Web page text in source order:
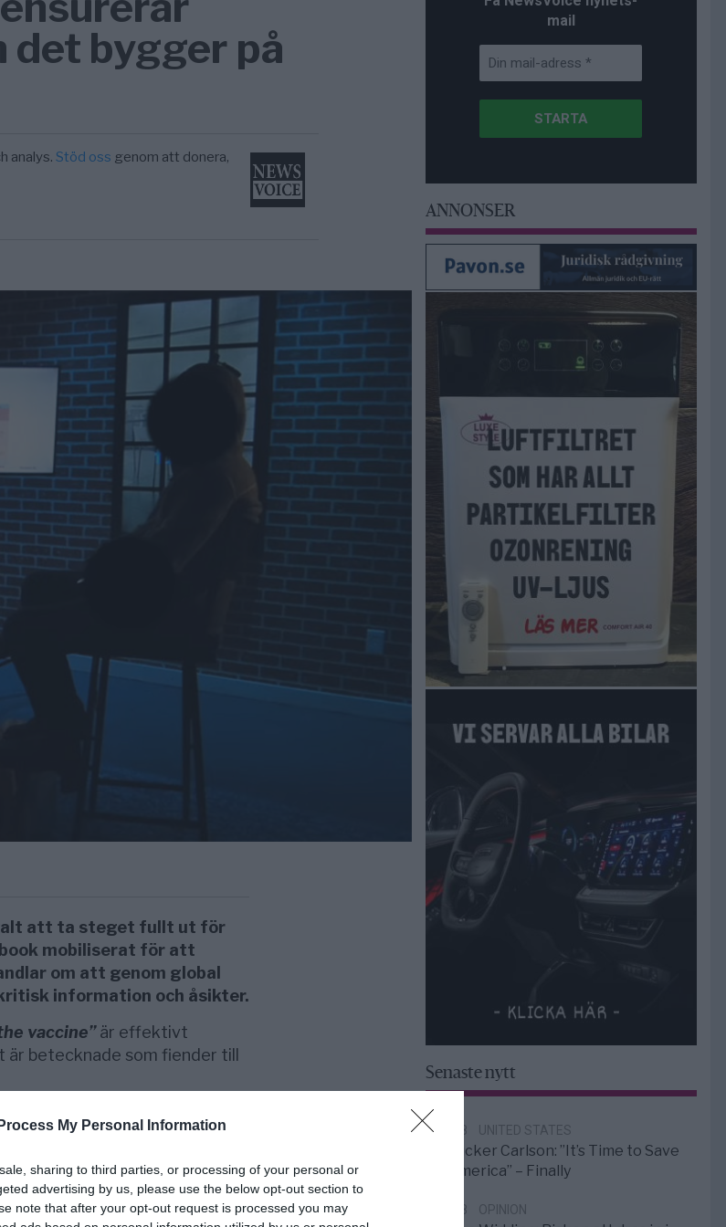
My Personal Information
sharing to third parties, or processing of your personal or
advertising by us, please use the below opt-out section to
note that after your opt-out request is processed you may
det bygger på
analys.Stöd oss genom att donera,
valt att ta steget fullt ut för
mobiliserat för att
om att genom global
information och åsikter.
vaccine”är effektivt
är betecknade som fiender till
på Facebook ska
massvaccination. Facebook
for Disease Control” (CDC).
i algoritmerna
mail
ANNONSER
Senaste nytt
6/8 UNITED STATES
Tucker Carlson: ”It’s Time to Save
America” – Finally
5/8 OPINION